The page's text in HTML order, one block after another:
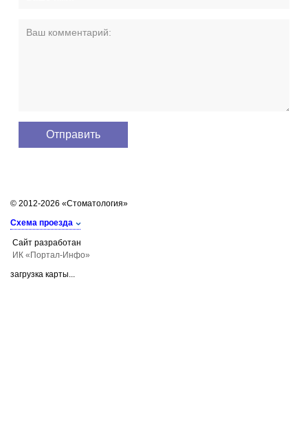
© 2012-2026 «Стоматология»
Схема проезда
Сайт разработан
ИК «Портал-Инфо»
загрузка карты...